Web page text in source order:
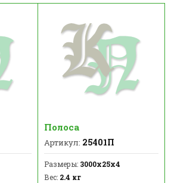
Полоса
Артикул: 25401П
Размеры:3000х25х4
Вес:2.4 кг